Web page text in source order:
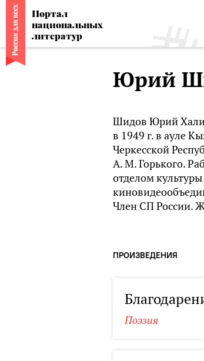
Портал
национальных
литератур
Юрий
Шидов Юрий
в 1949 г. в ауле
Черкесской
А. М. Горького.
отделом
Член СП России.
ПРОИЗВЕДЕНИЯ
Поэзия